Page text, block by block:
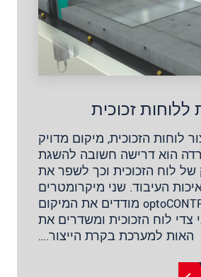
זכוכית
לוחות הזכוכית, מיקום מדויק
הוא דרישה חשובה להשגת
של לוח הזכוכית וכך לשפר את
העיבוד. שני מיקרומטרים
optoCONTROL 2700 מודדים את המיקום
צדי לוח הזכוכית ומשדרים את
האות למערכת בקרת הייצור.…